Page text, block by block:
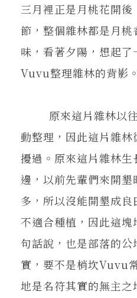
東華風景
三月裡正是月桃花開
節，整個雜林都是月
味，看著夕陽，想起
Vuvu整理雜林的背影。
原來這片雜林以往
動整理，因此這片雜
擾過。原來這片雜林
邊，以前先輩們來開墾
多，所以沒能開墾成良
不適合種植，因此這
句話說，也是部落的
實，要不是梢坎Vuvu
地是名符其實的無主